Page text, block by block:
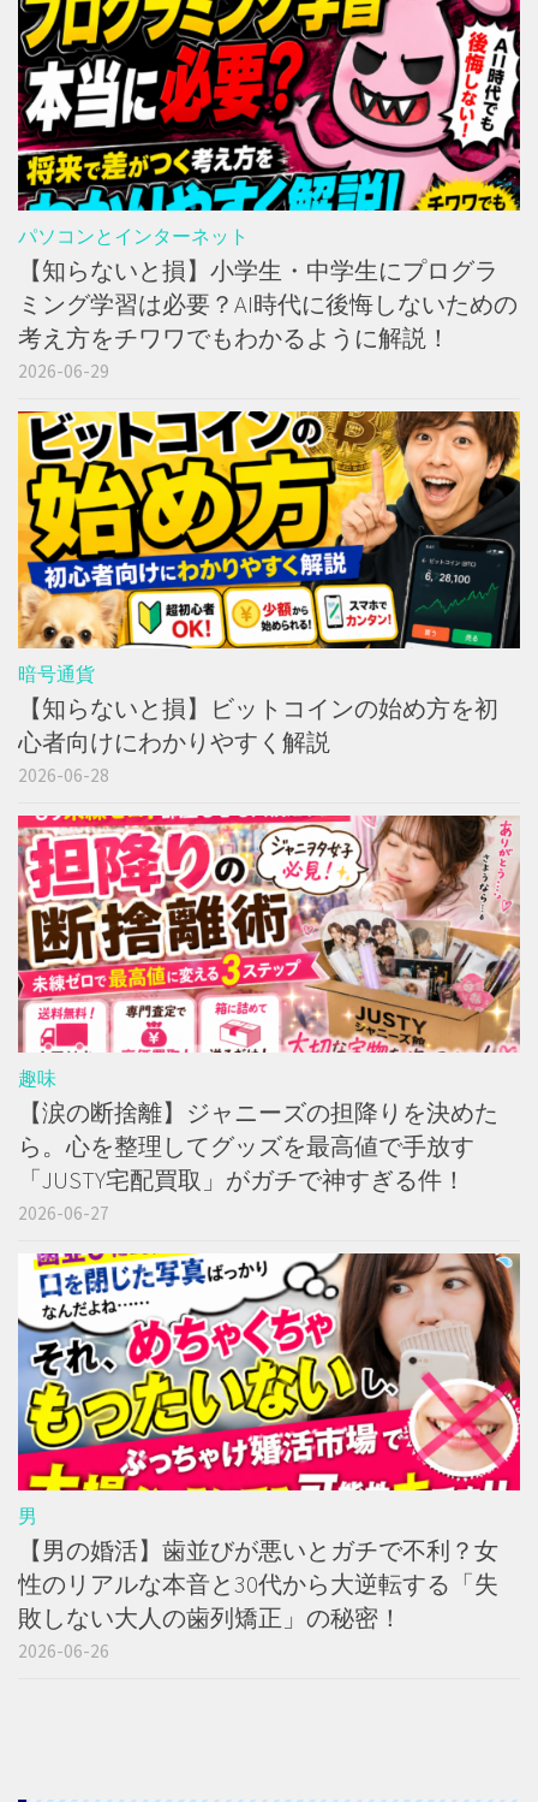
パソコンとインターネット
【知らないと損】小学生・中学生にプログラ
ミング学習は必要？AI時代に後悔しないための
考え方をチワワでもわかるように解説！
2026-06-29
暗号通貨
【知らないと損】ビットコインの始め方を初
心者向けにわかりやすく解説
2026-06-28
趣味
【涙の断捨離】ジャニーズの担降りを決めた
ら。心を整理してグッズを最高値で手放す
「JUSTY宅配買取」がガチで神すぎる件！
2026-06-27
男
【男の婚活】歯並びが悪いとガチで不利？女
性のリアルな本音と30代から大逆転する「失
敗しない大人の歯列矯正」の秘密！
2026-06-26